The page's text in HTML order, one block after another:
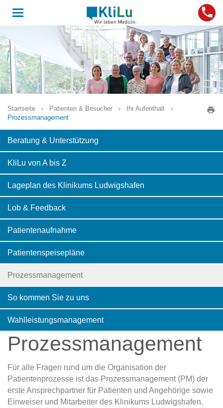
Toggle
navigation
Startseite › Patienten & Besucher › Ihr Aufenthalt
›
Prozessmanagement
Beratung & Unterstützung
KliLu von A bis Z
Lageplan des Klinikums Ludwigshafen
Lob & Feedback
Patientenaufnahme
Patientenspeisepläne
Prozessmanagement
So kommen Sie zu uns
Wahlleistungsmanagement
Prozessmanagement
Für alle Fragen rund um die Organisation der
Patientenprozesse ist das Prozessmanagement (PM) der
erste Ansprechpartner für Patienten und Angehörige sowie
Einweiser und Mitarbeiter des Klinikums Ludwigshafen.